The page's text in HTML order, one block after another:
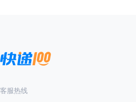
客服热线